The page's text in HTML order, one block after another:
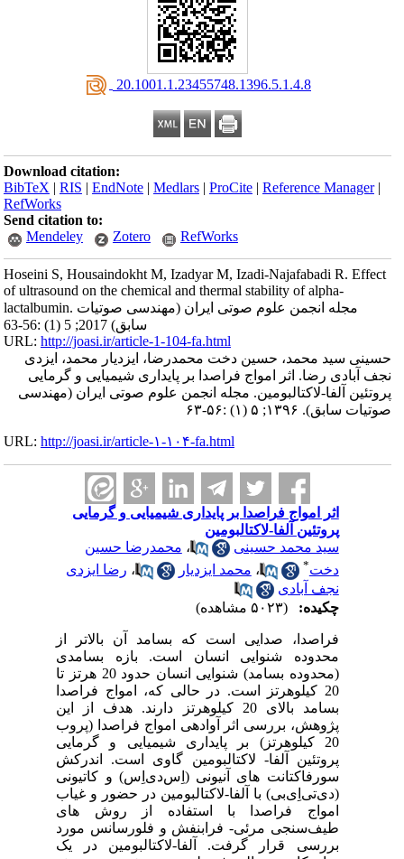
‎ 20.1001.1.23455748.1396.5.1.4.8
Download citation:
BibTeX |RIS |EndNote |Medlars |ProCite |Reference Manager
RefWorks
Send citation to:
Mendeley
Zotero RefWorks
Hoseini S, Housaindokht M, Izadyar M, Izadi-Najafabadi R. Effect
of ultrasound on the chemical and thermal stability of alpha-
lactalbumin. مجله انجمن علوم صوتی ایران (مهندسی صوتیات
سابق) 2017; 5 (1) :56-63
URL:http://joasi.ir/article-1-104-fa.html
حسینی سید محمد، حسین دخت محمدرضا، ایزدیار محمد، ایزدی
نجف آبادی رضا. اثر امواج فراصدا بر پایداری شیمیایی و گرمایی
پروتئین آلفا-لاکتالبومین. مجله انجمن علوم صوتی ایران (مهندسی
صوتیات سابق). ۱۳۹۶; ۵ (۱) :۵۶-۶۳
URL:http://joasi.ir/article-۱-۱۰۴-fa.html
اثر امواج فراصدا بر پایداری شیمیایی و گرمایی
پروتئین آلفا-لاکتالبومین
سید محمد حسینی
،محمدرضا حسین
دخت
،محمد ایزدیار ،رضا ایزدی
نجف آبادی
چکیده:
فراصدا، صدایی است که بسامد آن بالاتر از
محدوده شنوایی انسان است. بازه بسامدی
(محدوده بسامد) شنوایی انسان حدود 20 هرتز تا
20 کیلوهرتز است. در حالی که، امواج فراصدا
بسامد بالای 20 کیلوهرتز دارند. هدف از این
پژوهش، بررسی اثر ﺁوادهی امواج فراصدا (پروب
20 کیلوهرتز) بر پایداری شیمیایی و گرمایی
پروتئین آلفا- لاکتالبومین گاوی است. اندرکش
سورفاکتانت­ های آنیونی (اِس‌دی‌اِس) و کاتیونی
(دی‌تی‌اِی‌بی) با آلفا-لاکتالبومین در حضور و غیاب
امواج فراصدا با استفاده از روش­ های
طیف‌سنجی مرئی- فرابنفش و فلورسانس مورد
بررسی قرار گرفت. آلفا-لاکتالبومین در یک